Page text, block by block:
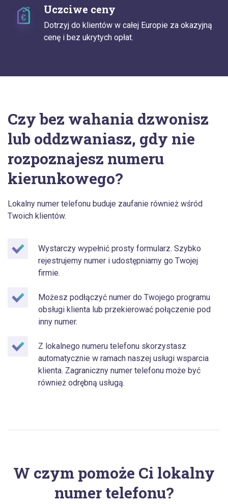
Uczciwe ceny
Dotrzyj do klientów w całej Europie za okazyjną
cenę i bez ukrytych opłat.
Czy bez wahania dzwonisz
lub oddzwaniasz, gdy nie
rozpoznajesz numeru
kierunkowego?
Lokalny numer telefonu buduje zaufanie również wśród
Twoich klientów.
Wystarczy wypełnić prosty formularz. Szybko
rejestrujemy numer i udostępniamy go Twojej
firmie.
Możesz podłączyć numer do Twojego programu
obsługi klienta lub przekierować połączenie pod
inny numer.
Z lokalnego numeru telefonu skorzystasz
automatycznie w ramach naszej usługi wsparcia
klienta. Zagraniczny numer telefonu może być
również odrębną usługą.
W czym pomoże Ci lokalny
numer telefonu?